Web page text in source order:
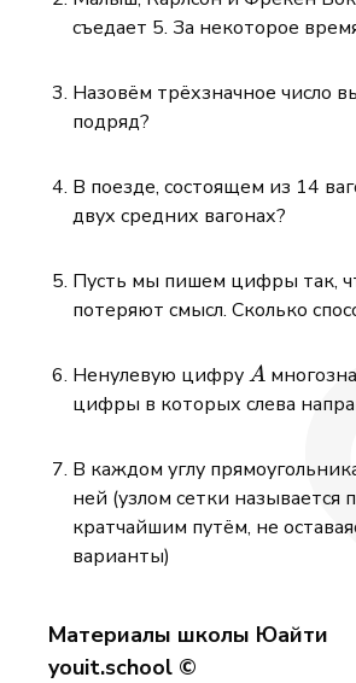
съедает 5. За некоторое
Назовём трёхзначное число
подряд?
В поезде, состоящем из 14
двух средних вагонах?
Пусть мы пишем цифры так,
потеряют смысл. Сколько
Ненулевую цифруA
A
цифры в которых слева
В каждом углу
ней (узлом сетки называется
кратчайшим путём, не
варианты)
Материалы школы Юайти
youit.school ©